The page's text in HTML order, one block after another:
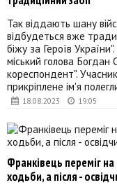
18.08.2023 19:05
Так віддають шану
відбудеться вже
біжу за Героїв
міський голова Богдан
кореспондент".
прикріплене ім'я
Франківець переміг на
ходьби, а після -